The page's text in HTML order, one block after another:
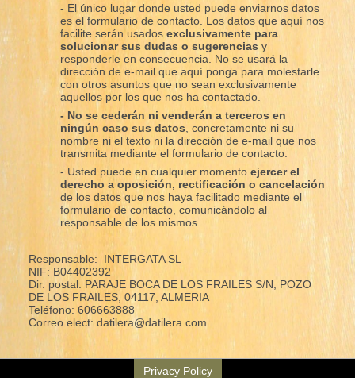
- El único lugar donde usted puede enviarnos datos
es el formulario de contacto. Los datos que aquí nos
facilite serán usados exclusivamente para
solucionar sus dudas o sugerenciasy
responderle en consecuencia. No se usará la
dirección de e-mail que aquí ponga para molestarle
con otros asuntos que no sean exclusivamente
aquellos por los que nos ha contactado.
- No se cederán ni venderán a terceros en
ningún caso sus datos , concretamente ni su
nombre ni el texto ni la dirección de e-mail que nos
transmita mediante el formulario de contacto.
- Usted puede en cualquier momento ejercer el
derecho a oposición, rectificación o cancelación
de los datos que nos haya facilitado mediante el
formulario de contacto, comunicándolo al
responsable de los mismos.
Responsable: INTERGATA SL
NIF: B04402392
Dir. postal: PARAJE BOCA DE LOS FRAILES S/N, POZO
DE LOS FRAILES, 04117, ALMERIA
Teléfono: 606663888
Correo elect: datilera@datilera.com
Privacy Policy